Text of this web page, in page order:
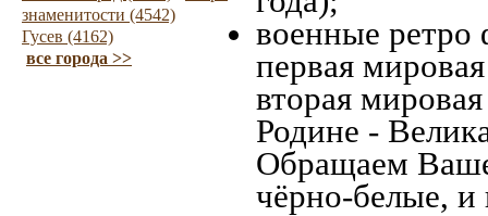
знаменитости (4542)
Гусев (4162)
все города >>
военные ретро
первая
вторая
Родине -
Обращаем
чёрно-белые, и